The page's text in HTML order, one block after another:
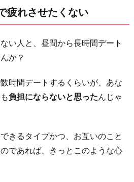
疲れさせたくない
い人と、昼間から長時間デート
か？
時間デートするくらいが、あな
負担にならないと思ったんじゃ
きるタイプかつ、お互いのこと
であれば、きっとこのような心